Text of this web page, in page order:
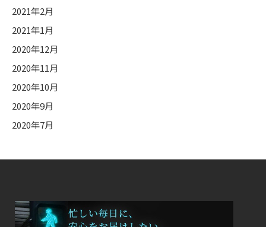
2021年2月
2021年1月
2020年12月
2020年11月
2020年10月
2020年9月
2020年7月